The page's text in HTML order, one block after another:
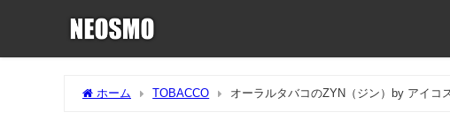
ホーム TOBACCO オーラルタバコのZYN（ジン）by アイコ